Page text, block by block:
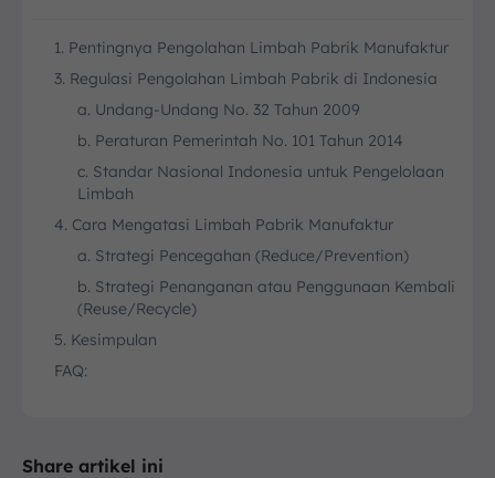
1. Pentingnya Pengolahan Limbah Pabrik Manufaktur
3. Regulasi Pengolahan Limbah Pabrik di Indonesia
a. Undang-Undang No. 32 Tahun 2009
b. Peraturan Pemerintah No. 101 Tahun 2014
c. Standar Nasional Indonesia untuk Pengelolaan
Limbah
4. Cara Mengatasi Limbah Pabrik Manufaktur
a. Strategi Pencegahan (Reduce/Prevention)
b. Strategi Penanganan atau Penggunaan Kembali
(Reuse/Recycle)
5. Kesimpulan
FAQ:
Share artikel ini